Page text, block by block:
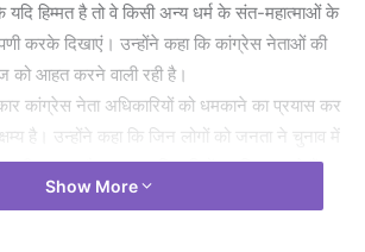
यदि हिम्मत है तो वे किसी अन्य धर्म के संत-महात्माओं के
करके दिखाएं। उन्होंने कहा कि कांग्रेस नेताओं की
को आहत करने वाली रही है।
कांग्रेस नेता अधिकारियों को धमकाने का प्रयास कर
है। उन्होंने कहा कि जिन लोगों को जनता ने चुनाव में
हताशा और गुस्सा अधिकारियों पर निकाल रहे हैं।
और दबाव बनाने की कोशिश करना पूरी तरह अनुचित है।
Show More